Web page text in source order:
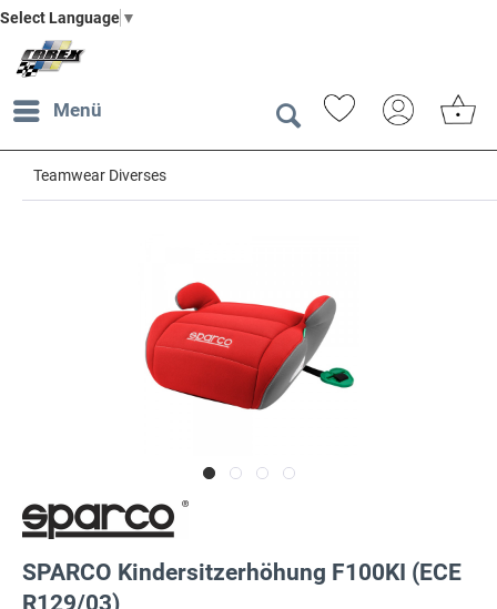
Select Language ▼
Menü
Teamwear Diverses
SPARCO Kindersitzerhöhung F100KI (ECE
R129/03)